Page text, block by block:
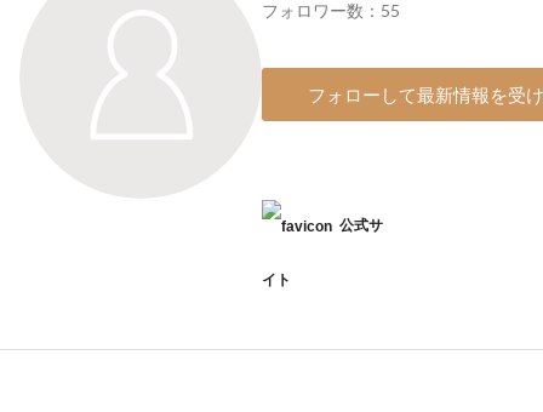
フォロワー数：55
フォローして最新情報を受
公式サ
イト